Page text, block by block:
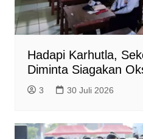
Hadapi Karhutla,
Diminta Siagakan
3 30 Juli 2026